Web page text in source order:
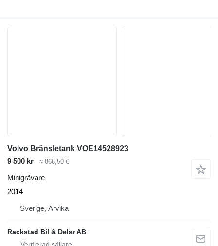
Volvo Bränsletank VOE14528923
9 500 kr
≈ 866,50 €
Minigrävare
2014
Sverige, Arvika
Rackstad Bil & Delar AB